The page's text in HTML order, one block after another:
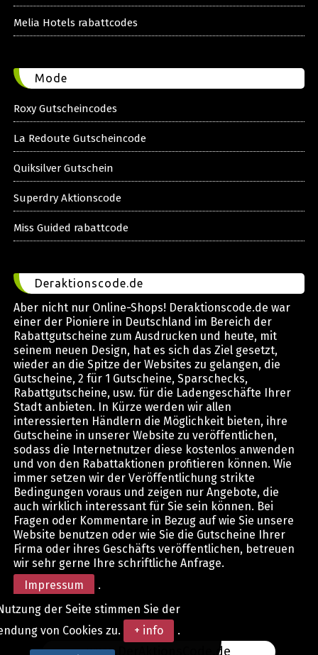
Melia Hotels rabattcodes
Mode
Roxy Gutscheincodes
La Redoute Gutscheincode
Quiksilver Gutschein
Superdry Aktionscode
Miss Guided rabattcode
Deraktionscode.de
Aber nicht nur Online-Shops! Deraktionscode.de war
einer der Pioniere in Deutschland im Bereich der
Rabattgutscheine zum Ausdrucken und heute, mit
seinem neuen Design, hat es sich das Ziel gesetzt,
wieder an die Spitze der Websites zu gelangen, die
Gutscheine, 2 für 1 Gutscheine, Sparschecks,
Rabattgutscheine, usw. für die Ladengeschäfte Ihrer
Stadt anbieten. In Kürze werden wir allen
interessierten Händlern die Möglichkeit bieten, ihre
Gutscheine in unserer Website zu veröffentlichen,
sodass die Internetnutzer diese kostenlos anwenden
und von den Rabattaktionen profitieren können. Wie
immer setzen wir der Veröffentlichung strikte
Bedingungen voraus und zeigen nur Angebote, die
auch wirklich interessant für Sie sein können. Bei
Fragen oder Kommentare in Bezug auf wie Sie unsere
Website benutzen oder wie Sie die Gutscheine Ihrer
Firma oder ihres Geschäfts veröffentlichen, betreuen
wir sehr gerne Ihre schriftliche Anfrage.
Impressum
.
www.DerAktionsCode.de
der Seite stimmen Sie der
von Cookies zu.
+ info .